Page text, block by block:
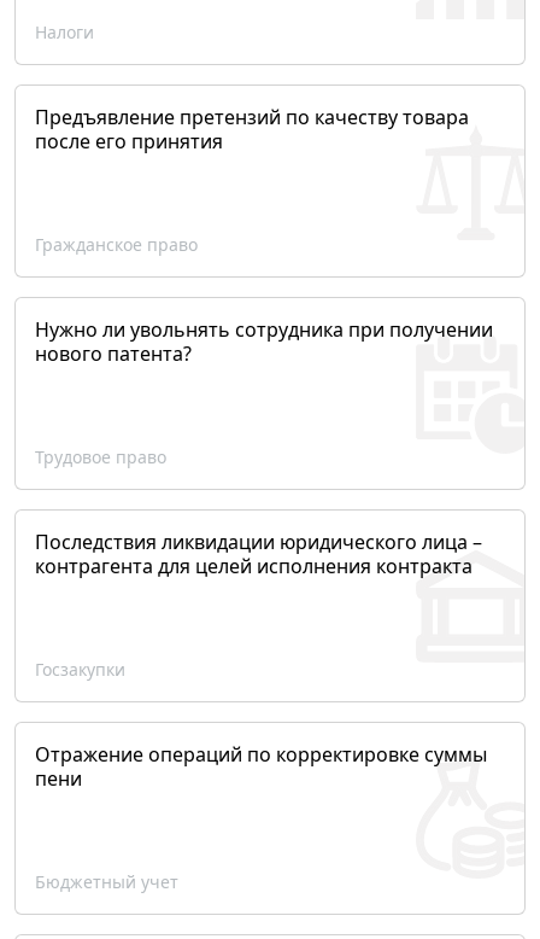
Налоги
Предъявление претензий по качеству товара
после его принятия
Гражданское право
Нужно ли увольнять сотрудника при получении
нового патента?
Трудовое право
Последствия ликвидации юридического лица –
контрагента для целей исполнения контракта
Госзакупки
Отражение операций по корректировке суммы
пени
Бюджетный учет